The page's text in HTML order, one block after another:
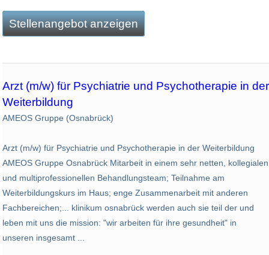
Stellenangebot anzeigen
Arzt (m/w) für Psychiatrie und Psychotherapie in der
Weiterbildung
AMEOS Gruppe (Osnabrück)
Arzt (m/w) für Psychiatrie und Psychotherapie in der Weiterbildung
AMEOS Gruppe Osnabrück Mitarbeit in einem sehr netten, kollegialen
und multiprofessionellen Behandlungsteam; Teilnahme am
Weiterbildungskurs im Haus; enge Zusammenarbeit mit anderen
Fachbereichen;... klinikum osnabrück werden auch sie teil der und
leben mit uns die mission: "wir arbeiten für ihre gesundheit" in
unseren insgesamt ...